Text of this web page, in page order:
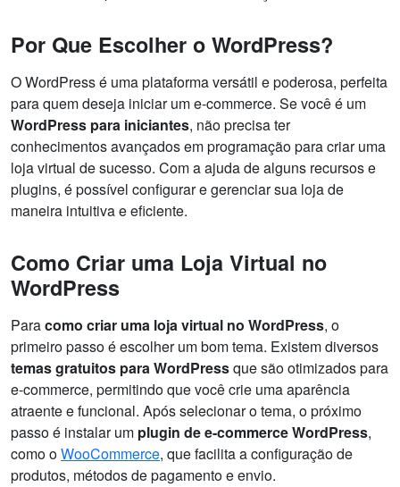
Por Que Escolher o WordPress?
O WordPress é uma plataforma versátil e poderosa, perfeita
para quem deseja iniciar um e-commerce. Se você é um
WordPress para iniciantes, não precisa ter
conhecimentos avançados em programação para criar uma
loja virtual de sucesso. Com a ajuda de alguns recursos e
plugins, é possível configurar e gerenciar sua loja de
maneira intuitiva e eficiente.
Como Criar uma Loja Virtual no
WordPress
Paracomo criar uma loja virtual no WordPress, o
primeiro passo é escolher um bom tema. Existem diversos
temas gratuitos para WordPressque são otimizados para
e-commerce, permitindo que você crie uma aparência
atraente e funcional. Após selecionar o tema, o próximo
passo é instalar um plugin de e-commerce WordPress,
como oWooCommerce, que facilita a configuração de
produtos, métodos de pagamento e envio.